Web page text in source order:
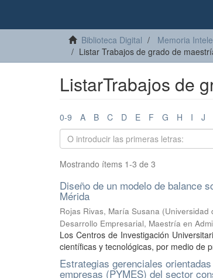
Biblioteca Digital Memoria
Listar Trabajos de grado de
ListarTrabajos de
0-9 A B C D E F G H I J
Mostrando ítems 1-3 de 3
Diseño de un modelo de balance
Mérida
Rojas Rivas, María Susana (Universidad
Desarrollo Empresarial, Maestría en
Los Centros de Investigación
científicas y tecnológicas, por medio de
Estrategias gerenciales
empresas (PYMES) del sector